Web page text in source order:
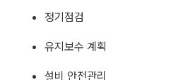
정기점검
유지보수 계획
설비 안전관리